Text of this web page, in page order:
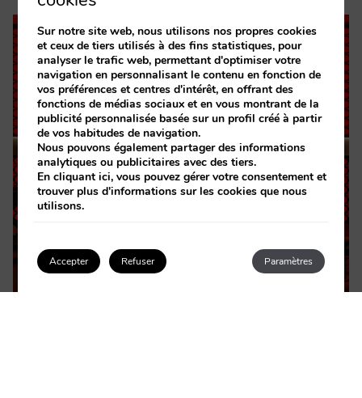
Sur notre site web, nous utilisons nos propres cookies
et ceux de tiers utilisés à des fins statistiques, pour
analyser le trafic web, permettant d'optimiser votre
navigation en personnalisant le contenu en fonction de
vos préférences et centres d'intérêt, en offrant des
fonctions de médias sociaux et en vous montrant de la
publicité personnalisée basée sur un profil créé à partir
de vos habitudes de navigation.
Nous pouvons également partager des informations
analytiques ou publicitaires avec des tiers.
En cliquantici, vous pouvez gérer votre consentement et
trouver plus d'informations sur les cookies que nous
utilisons.
Accepter Paramètres
Refuser
How can I help you? 1